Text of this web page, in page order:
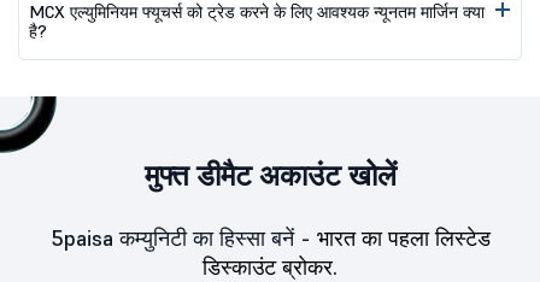
MCX एल्युमिनियम फ्यूचर्स को ट्रेड करने के लिए आवश्यक न्यूनतम मार्जिन क्या
है?
मुफ्त डीमैट अकाउंट खोलें
5paisa कम्युनिटी का हिस्सा बनें - भारत का पहला लिस्टेड
डिस्काउंट ब्रोकर.